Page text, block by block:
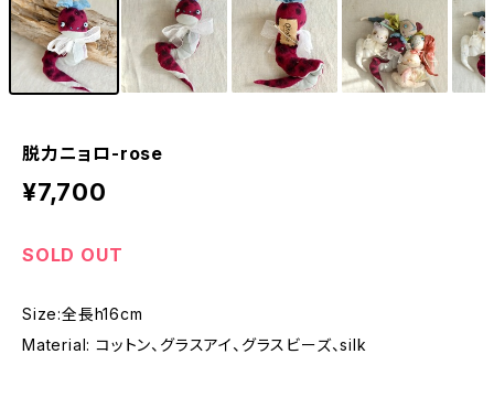
脱力ニョロ-rose
¥7,700
SOLD OUT
Size:全長h16cm
Material: コットン、グラスアイ、グラスビーズ、silk